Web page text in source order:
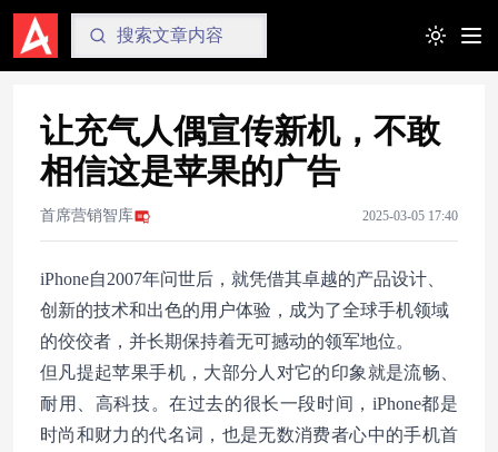
Toggle
让充气人偶宣传新机，不敢
相信这是苹果的广告
首席营销智库 2025-03-05 17:40
iPhone自2007年问世后，就凭借其卓越的产品设计、
创新的技术和出色的用户体验，成为了全球手机领域
的佼佼者，并长期保持着无可撼动的领军地位。
但凡提起苹果手机，大部分人对它的印象就是流畅、
耐用、高科技。在过去的很长一段时间，iPhone都是
时尚和财力的代名词，也是无数消费者心中的手机首